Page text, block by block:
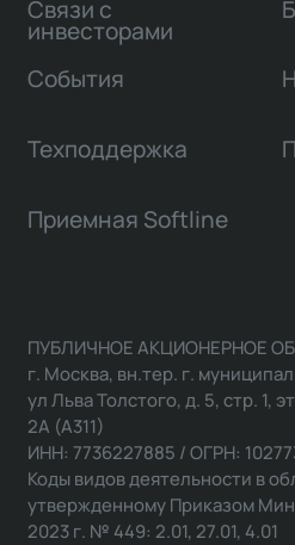
Связи с
инвесторами
События
Техподдержка
Приемная Softline
ПУБЛИЧНОЕ АКЦИОНЕРНОЕ
г. Москва, вн.тер. г.
ул Льва Толстого, д. 5, стр. 1,
2А (А311)
ИНН: 7736227885 / ОГРН:
Коды видов деятельности в
утвержденному Приказом
2023 г. № 449: 2.01, 27.01, 4.01